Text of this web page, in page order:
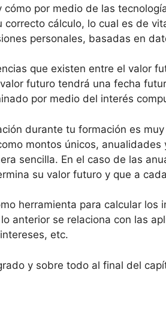
por medio de las
cálculo, lo cual es de
personales, basadas en
que existen entre el valor
futuro tendrá una fecha
por medio del interés
durante tu formación es
montos únicos,
sencilla. En el caso de las
su valor futuro y que a
herramienta para calcular
anterior se relaciona con las
etc.
y sobre todo al final del